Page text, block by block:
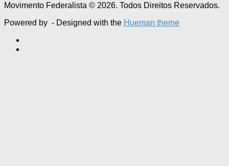
Movimento Federalista © 2026. Todos Direitos Reservados.
Powered by - Designed with the Hueman theme